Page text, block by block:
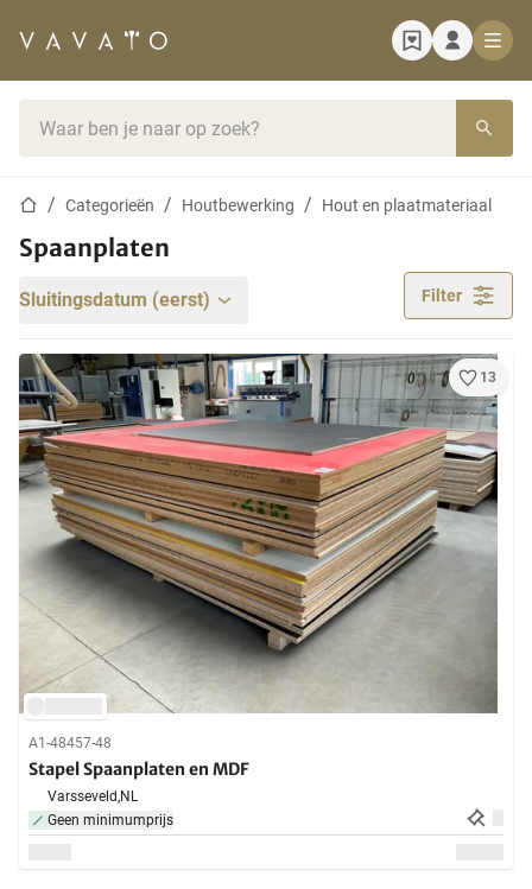
StartpaginaCategorieën Houtbewerking Hout en plaatmateriaal
Spaanplaten
Sluitingsdatum (eerst) Filter
13
A1-48457-48
Stapel Spaanplaten en MDF
Varsseveld,NL
Geen minimumprijs